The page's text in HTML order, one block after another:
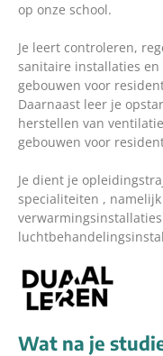
op onze school.
Je leert controleren,
sanitaire installaties
gebouwen voor
Daarnaast leer je
herstellen van
gebouwen voor
Je dient je
specialiteiten ,
Wat na je